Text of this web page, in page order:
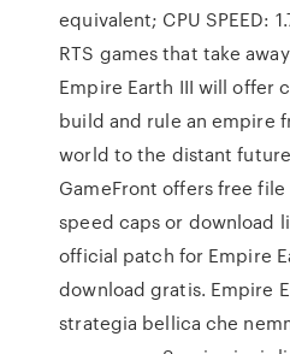
equivalent; CPU SPEED:
RTS games that take
Empire Earth III will offer
build and rule an empire
world to the distant
GameFront offers free
speed caps or download
official patch for Empire
download gratis. Empire
strategia bellica che